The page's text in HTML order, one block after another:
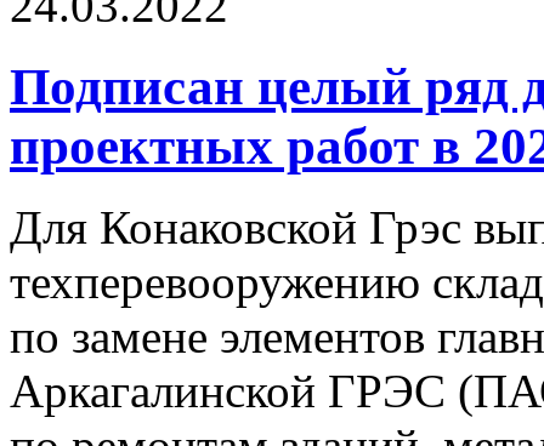
Подписан целый ряд
проектных работ в
Для Конаковской Грэс
техперевооружению
по замене элементов
Аркагалинской ГРЭС